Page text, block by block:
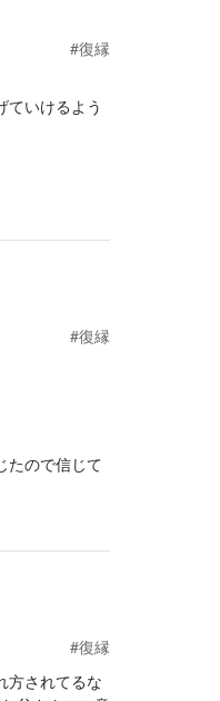
#復縁
ていけるよう
#復縁
たので信じて
#復縁
方されてるな